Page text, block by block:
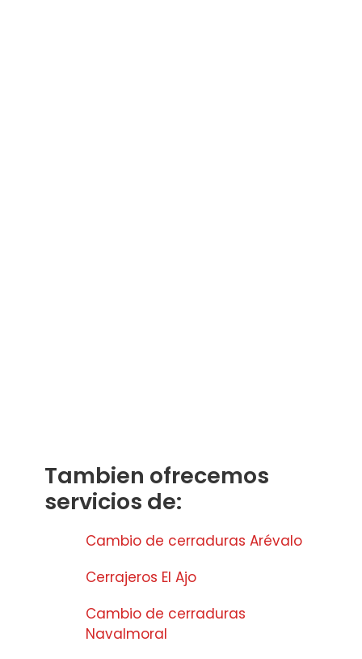
Tambien ofrecemos
servicios de:
Cambio de cerraduras Arévalo
Cerrajeros El Ajo
Cambio de cerraduras
Navalmoral